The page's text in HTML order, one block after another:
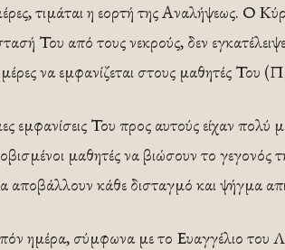
τιμάται η εορτή της Αναλήψεως. Ο
Του από τους νεκρούς, δεν
να εμφανίζεται στους μαθητές Του
εμφανίσεις Του προς αυτούς είχαν πολύ
μαθητές να βιώσουν το γεγονός
αποβάλλουν κάθε δισταγμό και ψήγμα
ημέρα, σύμφωνα με το Ευαγγέλιο του